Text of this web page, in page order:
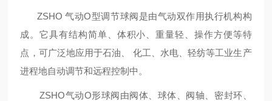
ZSHO 气动O型调节球阀是由气动双作用执行机构构
成。它具有结构简单、体积小、重量轻、操作方便等特
点，可广泛地应用于石油、 化工、水电、轻纺等工业生产
进程地自动调节和远程控制中。
ZSHO气动O形球阀由阀体、球体、阀轴、密封环、